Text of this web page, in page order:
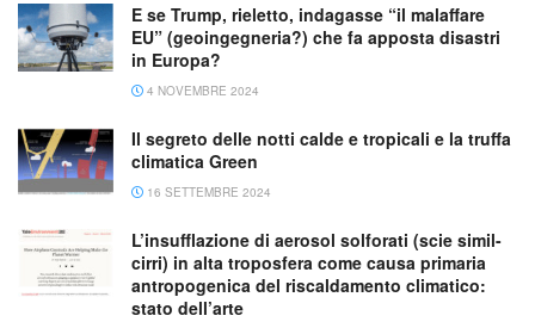
E se Trump, rieletto, indagasse “il malaffare
EU” (geoingegneria?) che fa apposta disastri
in Europa?
4 NOVEMBRE 2024
Il segreto delle notti calde e tropicali e la truffa
climatica Green
16 SETTEMBRE 2024
L’insufflazione di aerosol solforati (scie simil-
cirri) in alta troposfera come causa primaria
antropogenica del riscaldamento climatico:
stato dell’arte